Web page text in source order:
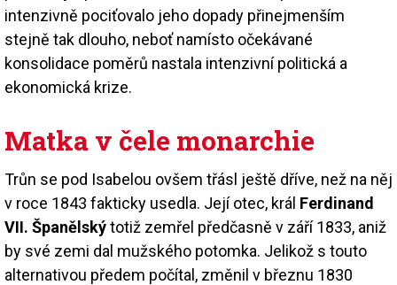
intenzivně pociťovalo jeho dopady přinejmenším
stejně tak dlouho, neboť namísto očekávané
konsolidace poměrů nastala intenzivní politická a
ekonomická krize.
Matka v čele monarchie
Trůn se pod Isabelou ovšem třásl ještě dříve, než na něj
v roce 1843 fakticky usedla. Její otec, král Ferdinand
VII. Španělskýtotiž zemřel předčasně v září 1833, aniž
by své zemi dal mužského potomka. Jelikož s touto
alternativou předem počítal, změnil v březnu 1830